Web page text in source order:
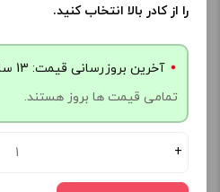
را از کادر بالا انتخاب کنید.
آخرین بروزرسانی قیمت: 13 ساعت پیش
تمامی قیمت ها بروز هستند.
+